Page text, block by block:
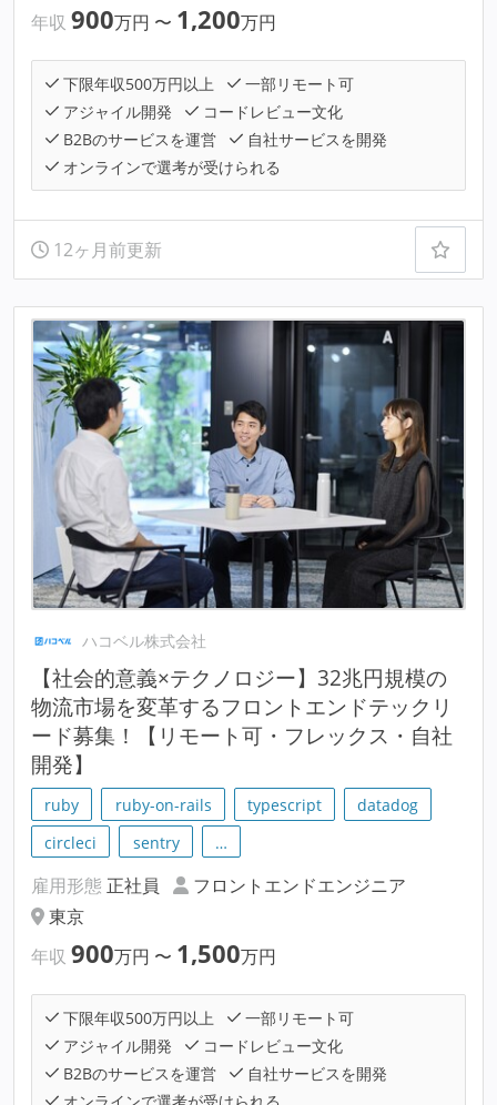
年収 900万円 〜 1,200万円
下限年収500万円以上
一部リモート可
アジャイル開発
コードレビュー文化
B2Bのサービスを運営
自社サービスを開発
オンラインで選考が受けられる
12ヶ月前更新
ハコベル株式会社
【社会的意義×テクノロジー】32兆円規模の
物流市場を変革するフロントエンドテックリ
ード募集！【リモート可・フレックス・自社
開発】
ruby ruby-on-rails typescript
datadog
circleci
sentry …
雇用形態 正社員
フロントエンドエンジニア
東京
年収 900万円 〜 1,500万円
下限年収500万円以上
一部リモート可
アジャイル開発
コードレビュー文化
B2Bのサービスを運営
自社サービスを開発
オンラインで選考が受けられる